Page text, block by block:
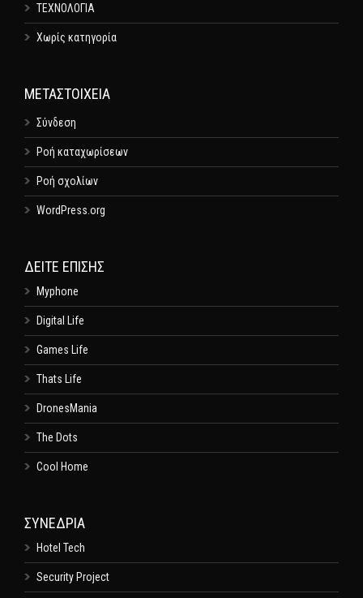
ΤΕΧΝΟΛΟΓΙΑ
Χωρίς κατηγορία
ΜΕΤΑΣΤΟΙΧΕΊΑ
Σύνδεση
Ροή καταχωρίσεων
Ροή σχολίων
WordPress.org
ΔΕΊΤΕ ΕΠΊΣΗΣ
Myphone
Digital Life
Games Life
Thats Life
DronesMania
The Dots
Cool Home
ΣΥΝΕΔΡΙΑ
Hotel Tech
Security Project